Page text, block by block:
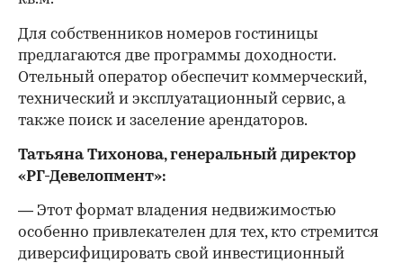
Для собственников номеров гостиницы
предлагаются две программы доходности.
Отельный оператор обеспечит коммерческий,
технический и эксплуатационный сервис, а
также поиск и заселение арендаторов.
Татьяна Тихонова, генеральный директор
«РГ-Девелопмент»:
— Этот формат владения недвижимостью
особенно привлекателен для тех, кто стремится
диверсифицировать свой инвестиционный